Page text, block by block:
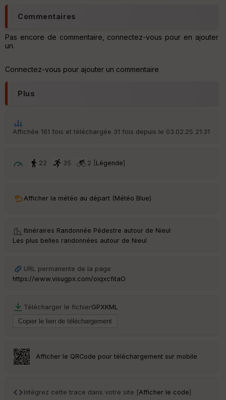
Commentaires
Pas encore de commentaire, connectez-vous pour en ajouter
un.
Connectez-vous pour ajouter un commentaire
Plus
Affichée 161 fois et téléchargée 31 fois depuis le 03.02.25 21:31
22 35 2 [Légende]
Afficher la météo au départ (Météo Blue)
Itinéraires Randonnée Pédestre autour de Nieul·
Les plus belles randonnées autour de Nieul
URL permanente de la page
https://www.visugpx.com/oiqxcfitaO
Télécharger le fichierGPXKML
Afficher le QRCode pour téléchargement sur mobile
Intégrez cette trace dans votre site [Afficher le code]